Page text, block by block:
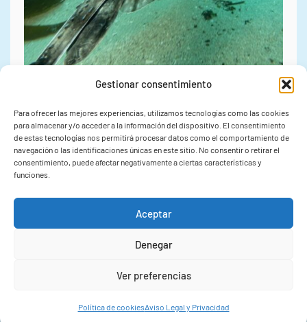
Gestionar consentimiento
Para ofrecer las mejores experiencias, utilizamos tecnologías como las cookies
para almacenar y/o acceder a la información del dispositivo. El consentimiento
de estas tecnologías nos permitirá procesar datos como el comportamiento de
navegación o las identificaciones únicas en este sitio. No consentir o retirar el
consentimiento, puede afectar negativamente a ciertas características y
funciones.
Aceptar
Denegar
Ver preferencias
Política de cookiesAviso Legal y Privacidad
El IIM-CSIC culmina el
proyecto MOVE y presentará
sus avances sobre
conectividad marina en el
congreso internacional